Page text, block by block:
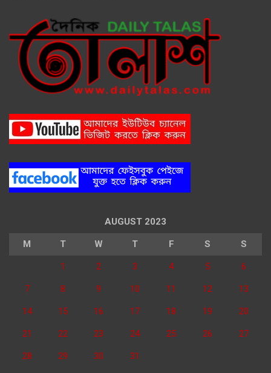
AUGUST 2023
M T W T F S S
1 2 3 4 5 6
7 8 9 10 11 12 13
14 15 16 17 18 19 20
21 22 23 24 25 26 27
28 29 30 31